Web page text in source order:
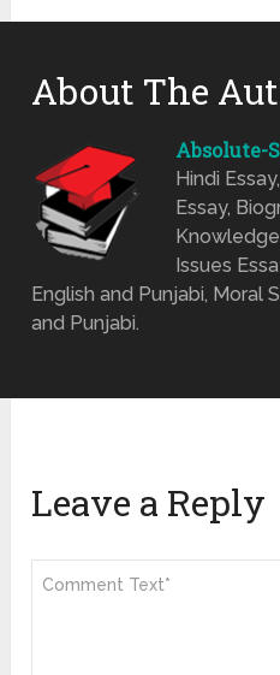
About The
Absolute-
Hindi
Essay,
Issues
English and Punjabi, Moral
and Punjabi.
Leave a Reply